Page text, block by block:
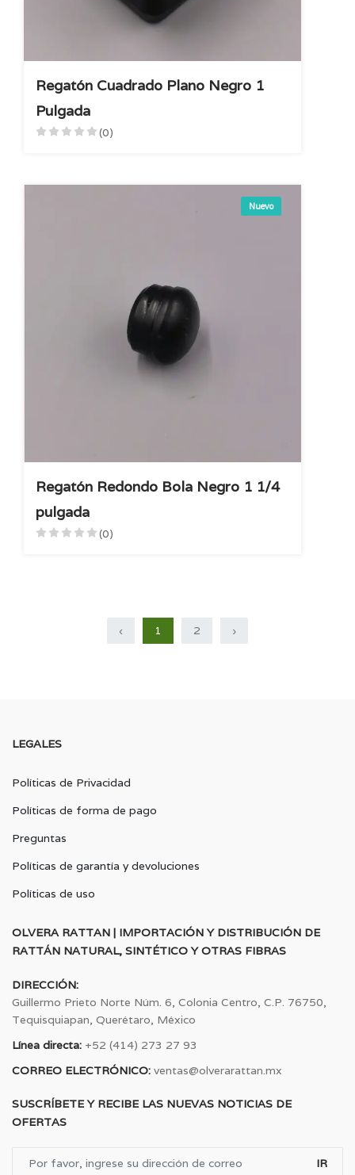
Regatón Cuadrado Plano Negro 1
Pulgada
(0)
Nuevo
Regatón Redondo Bola Negro 1 1/4
pulgada
(0)
‹ 1 2 ›
LEGALES
Políticas de Privacidad
Políticas de forma de pago
Preguntas
Políticas de garantía y devoluciones
Políticas de uso
OLVERA RATTAN | IMPORTACIÓN Y DISTRIBUCIÓN DE
RATTÁN NATURAL, SINTÉTICO Y OTRAS FIBRAS
DIRECCIÓN:
Guillermo Prieto Norte Núm. 6, Colonia Centro, C.P. 76750,
Tequisquiapan, Querétaro, México
Línea directa: +52 (414) 273 27 93
CORREO ELECTRÓNICO: ventas@olverarattan.mx
SUSCRÍBETE Y RECIBE LAS NUEVAS NOTICIAS DE
OFERTAS
IR